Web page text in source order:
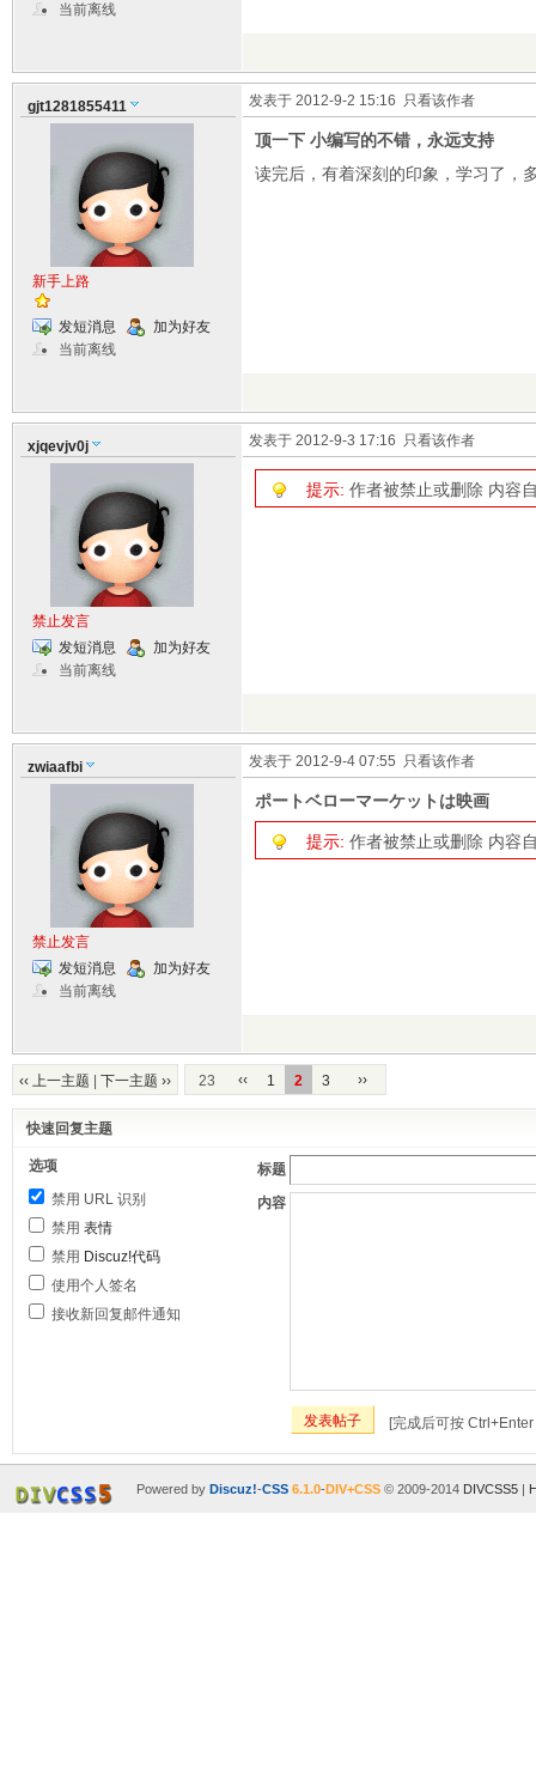
当前离线
gjt1281855411
新手上路
发短消息
加为好友
当前离线
发表于 2012-9-2 15:16 只看该作者
顶一下 小编写的不错，永远支持
读完后，有着深刻的印象，学习了，
xjqevjv0j
禁止发言
发短消息
加为好友
当前离线
发表于 2012-9-3 17:16 只看该作者
提示: 作者被禁止或删除 内容
zwiaafbi
禁止发言
发短消息
加为好友
当前离线
发表于 2012-9-4 07:55 只看该作者
ポートベローマーケットは映画
提示: 作者被禁止或删除 内容
‹‹ 上一主题 下一主题 ›› 23 ‹‹ 1 2 3 ››
快速回复主题
选项
禁用 URL 识别
禁用表情
禁用 Discuz!代码
使用个人签名
接收新回复邮件通知
标题
内容
发表帖子 [完成后可按
Powered by Discuz!-CSS 6.1.0-DIV+CSS© 2009-2014 DIVCSS5|